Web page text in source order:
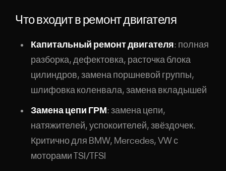
Что входит в ремонт двигателя
Капитальный ремонт двигателя: полная
разборка, дефектовка, расточка блока
цилиндров, замена поршневой группы,
шлифовка коленвала, замена вкладышей
Замена цепи ГРМ : замена цепи,
натяжителей, успокоителей, звёздочек.
Критично для BMW, Mercedes, VW с
моторами TSI/TFSI